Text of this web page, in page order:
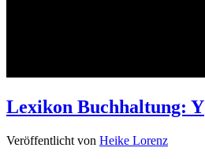
Lexikon Buchhaltung: Y
Veröffentlicht von Heike Lorenz